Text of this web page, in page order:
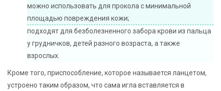
можно использовать для прокола с минимальной
площадью повреждения кожи;
подходят для безболезненного забора крови из пальца
у грудничков, детей разного возраста, а также
взрослых.
Кроме того, приспособление, которое называется ланцетом,
устроено таким образом, что сама игла вставляется в